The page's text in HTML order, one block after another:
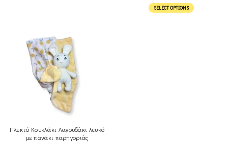
SELECT OPTIONS
Πλεκτό Κουκλάκι Λαγουδάκι λευκό
με πανάκι παρηγοριάς